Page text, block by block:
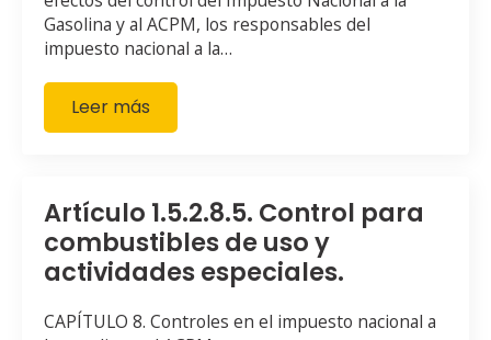
Gasolina y al ACPM, los responsables del
impuesto nacional a la…
Leer más
Artículo 1.5.2.8.5. Control para
combustibles de uso y
actividades especiales.
CAPÍTULO 8. Controles en el impuesto nacional a